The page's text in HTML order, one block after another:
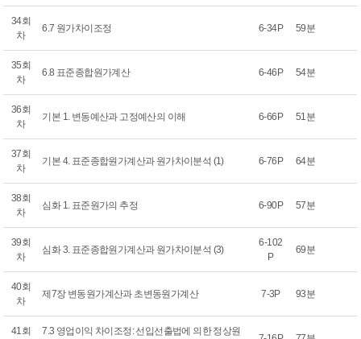
34회
차
6.7 원가차이조정 6-34P 59분
35회
차
6.8 표준종합원가계산 6-46P 54분
36회
차
기본 1. 변동예산과 고정예산의 이해 6-66P 51분
37회
차
기본 4. 표준종합원가계산과 원가차이분석 (1) 6-76P 64분
38회
차
심화 1. 표준원가의 추정 6-90P 57분
39회
차
심화 3. 표준종합원가계산과 원가차이분석 (3)
6-102
P
69분
40회
차
제7장 변동원가계산과 초변동원가계산 7-3P 93분
41회
7.3 영업이익 차이조정: 선입선출법에 의한 정상원